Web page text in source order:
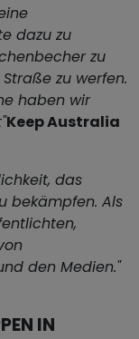
dazu zu
zu
zu werfen.
haben wir
Keep Australia
das
bekämpfen. Als
den Medien."
IN